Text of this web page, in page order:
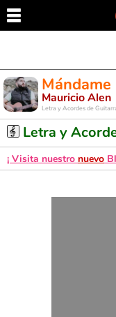
Mauricio Alen
Letra y Acordes de
Letra y
¡ Visita nuestro nuevo